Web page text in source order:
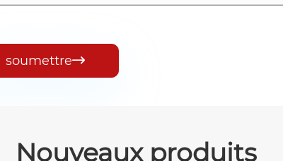
soumettre
Nouveaux produits